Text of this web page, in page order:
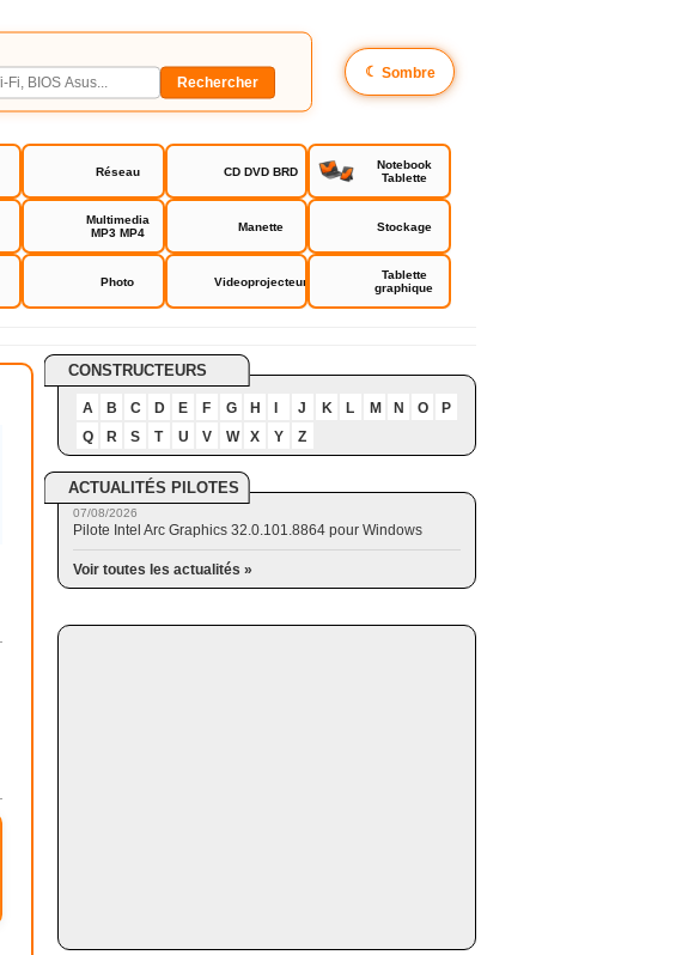
☾ Sombre
Réseau CD DVD BRD
Notebook
Tablette
Multimedia
MP3 MP4
Manette Stockage
Photo Videoprojecteur
Tablette
graphique
CONSTRUCTEURS
A B C D E F G H J K L M N O
P
Q
R S T U V W X Y Z
ACTUALITÉS PILOTES
07/08/2026
Pilote Intel Arc Graphics 32.0.101.8864 pour Windows
Voir toutes les actualités »